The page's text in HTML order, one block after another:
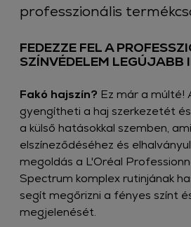
professzionális
FEDEZZE FEL A
SZÍNVÉDELEM LEGÚJABB
Fakó hajszín? Ez már a múlté!
gyengítheti a haj szerkezetét
a külső hatásokkal szemben,
elszíneződéséhez és
megoldás a L'Oréal
Spectrum komplex rutinjának
segít megőrizni a fényes színt
megjelenését.